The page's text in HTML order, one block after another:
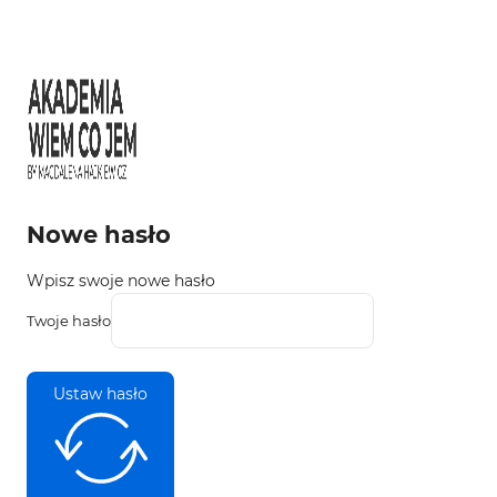
Nowe hasło
Wpisz swoje nowe hasło
Twoje hasło
Ustaw hasło